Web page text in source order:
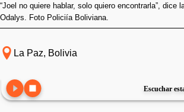
“Joel no quiere hablar, solo quiero encontrarla”, dice
Odalys. Foto Policiía Boliviana.
La Paz, Bolivia
Escuchar